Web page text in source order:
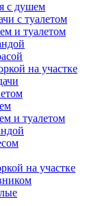
с душем
с туалетом
и туалетом
на участке
и туалетом
на участке